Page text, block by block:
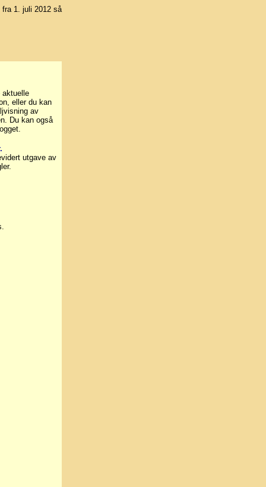
fra 1. juli 2012 så
aktuelle
eller du kan
av
Du kan også
utgave av